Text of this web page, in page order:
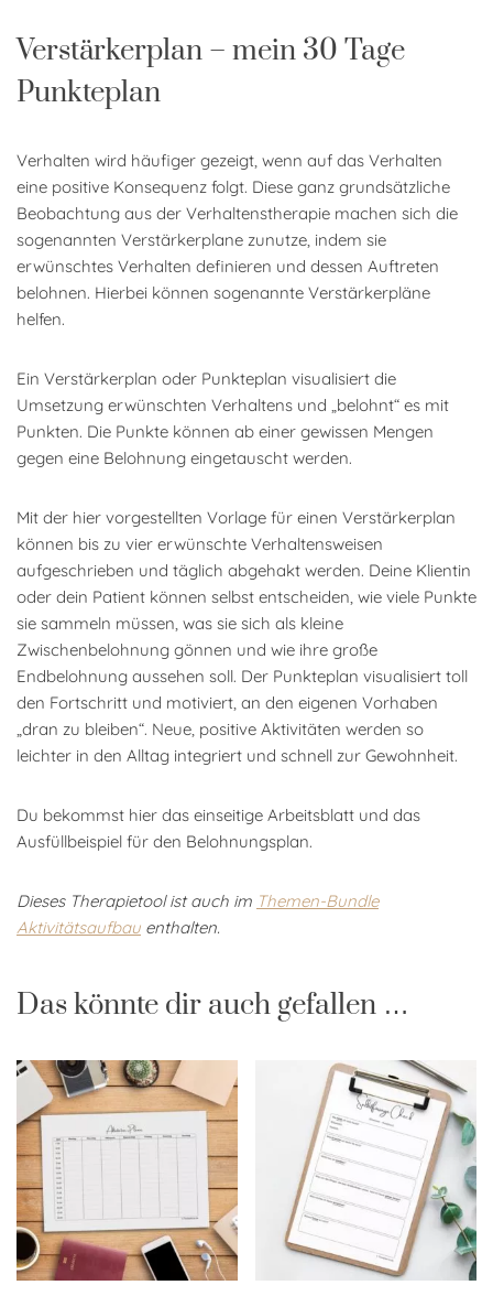
Verstärkerplan – mein 30 Tage
Punkteplan
Verhalten wird häufiger gezeigt, wenn auf das Verhalten
eine positive Konsequenz folgt. Diese ganz grundsätzliche
Beobachtung aus der Verhaltenstherapie machen sich die
sogenannten Verstärkerplane zunutze, indem sie
erwünschtes Verhalten definieren und dessen Auftreten
belohnen. Hierbei können sogenannte Verstärkerpläne
helfen.
Ein Verstärkerplan oder Punkteplan visualisiert die
Umsetzung erwünschten Verhaltens und „belohnt“ es mit
Punkten. Die Punkte können ab einer gewissen Mengen
gegen eine Belohnung eingetauscht werden.
Mit der hier vorgestellten Vorlage für einen Verstärkerplan
können bis zu vier erwünschte Verhaltensweisen
aufgeschrieben und täglich abgehakt werden. Deine Klientin
oder dein Patient können selbst entscheiden, wie viele Punkte
sie sammeln müssen, was sie sich als kleine
Zwischenbelohnung gönnen und wie ihre große
Endbelohnung aussehen soll. Der Punkteplan visualisiert toll
den Fortschritt und motiviert, an den eigenen Vorhaben
„dran zu bleiben“. Neue, positive Aktivitäten werden so
leichter in den Alltag integriert und schnell zur Gewohnheit.
Du bekommst hier das einseitige Arbeitsblatt und das
Ausfüllbeispiel für den Belohnungsplan.
Dieses Therapietool ist auch im Themen-Bundle
Aktivitätsaufbau enthalten.
Das könnte dir auch gefallen …